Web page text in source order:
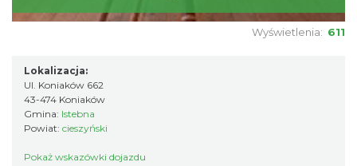
Wyświetlenia: 611
Lokalizacja:
Ul. Koniaków 662
43-474 Koniaków
Gmina: Istebna
Powiat: cieszyński
Pokaż wskazówki dojazdu